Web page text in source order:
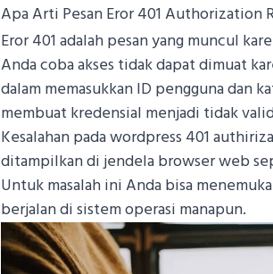
Apa Arti Pesan Eror 401 Authorization
Eror 401 adalah pesan yang muncul
Anda coba akses tidak dapat dimuat
dalam memasukkan ID pengguna dan
membuat kredensial menjadi tidak
Kesalahan pada wordpress 401
ditampilkan di jendela browser web
Untuk masalah ini Anda bisa
berjalan di sistem operasi manapun.